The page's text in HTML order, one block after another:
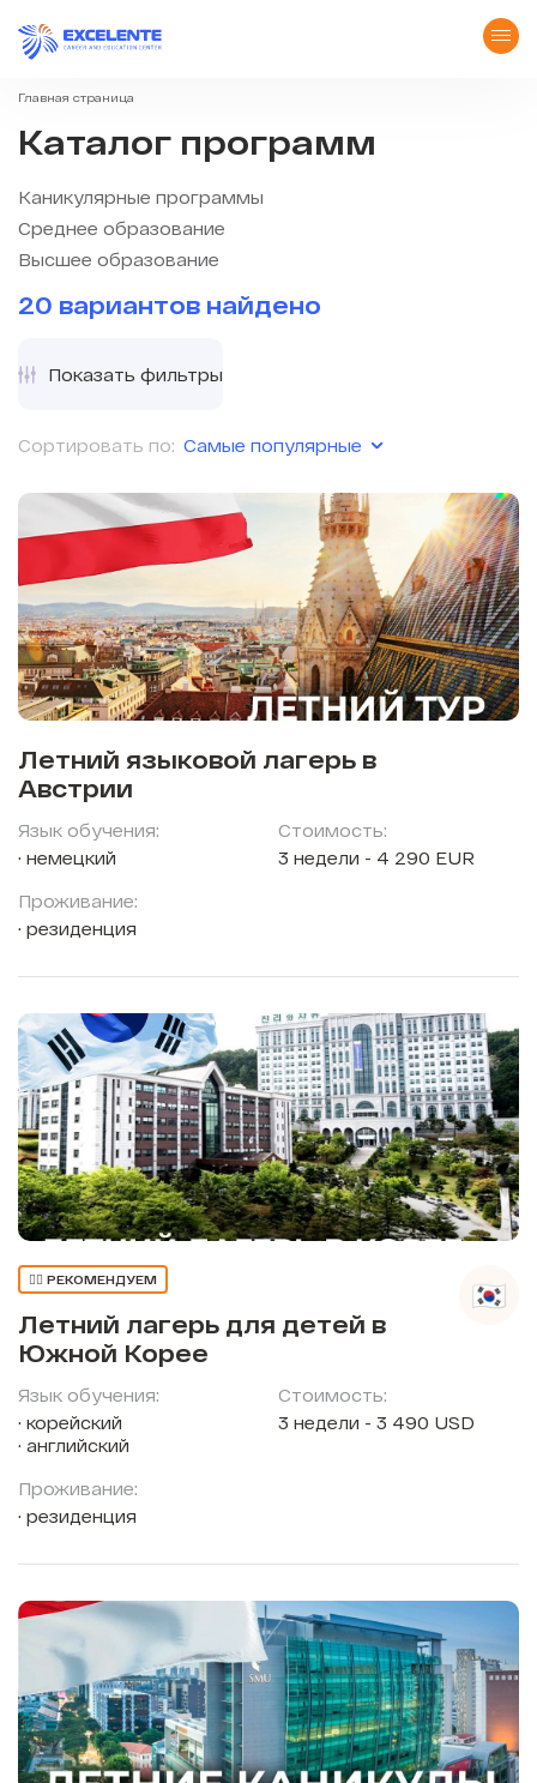
Главная страница
Каталог программ
Каникулярные программы
Среднее образование
Высшее образование
20 вариантов найдено
Сортировать по: Самые популярные
Показать фильтры
Летний языковой лагерь в
Австрии
Язык обучения:
немецкий
Проживание:
резиденция
Стоимость:
3 недели - 4 290 EUR
👍🏼 РЕКОМЕНДУЕМ
Летний лагерь для детей в
Южной Корее
Язык обучения:
корейский
английский
Проживание:
резиденция
Стоимость:
3 недели - 3 490 USD